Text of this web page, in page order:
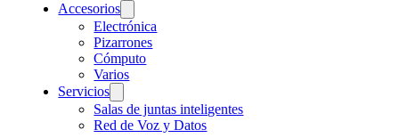
Accesorios
Electrónica
Pizarrones
Cómputo
Varios
Servicios
Salas de juntas inteligentes
Red de Voz y Datos